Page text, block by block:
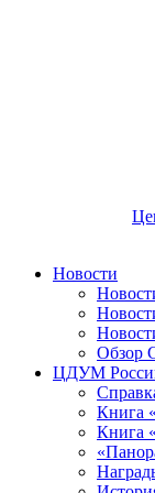
Новости
Обзор
ЦДУМ
Книга
Книга